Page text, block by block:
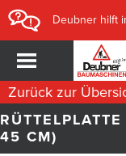
Deubner hilft
Zurück zur
45 CM)